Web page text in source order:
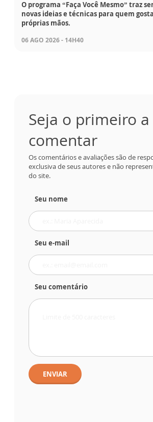
O programa “Faça Você Mesmo” traz
novas ideias e técnicas para quem
próprias mãos.
06 AGO 2026 - 14H40
Seja o primeiro a
comentar
Os comentários e avaliações são de
exclusiva de seus autores e não
do site.
Seu nome
Seu e-mail
Seu comentário
ENVIAR